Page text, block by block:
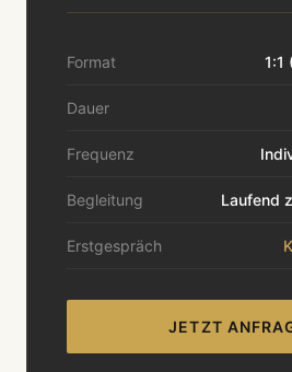
Format 1:1
Dauer
Frequenz
Begleitung Laufend
Erstgespräch
JETZT